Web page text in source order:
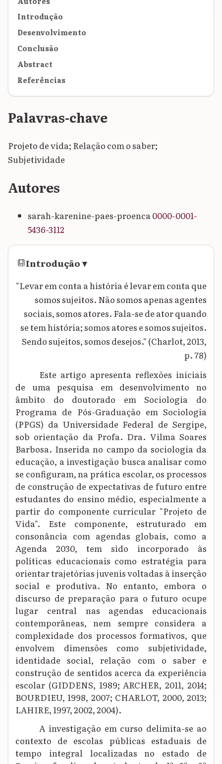
Introdução
Desenvolvimento
Conclusão
Abstract
Referências
Palavras-chave
Projeto de vida; Relação com o saber;
Subjetividade
Autores
sarah-karenine-paes-proenca0000-0001-
5436-3112
Introdução▾
"Levar em conta a história é levar em conta que
somos sujeitos. Não somos apenas agentes
sociais, somos atores. Fala-se de ator quando
se tem história; somos atores e somos sujeitos.
Sendo sujeitos, somos desejos." (Charlot, 2013,
p. 78)
Este artigo apresenta reflexões iniciais
de uma pesquisa em desenvolvimento no
âmbito do doutorado em Sociologia do
Programa de Pós-Graduação em Sociologia
(PPGS) da Universidade Federal de Sergipe,
sob orientação da Profa. Dra. Vilma Soares
Barbosa. Inserida no campo da sociologia da
educação, a investigação busca analisar como
se configuram, na prática escolar, os processos
de construção de expectativas de futuro entre
estudantes do ensino médio, especialmente a
partir do componente curricular "Projeto de
Vida". Este componente, estruturado em
consonância com agendas globais, como a
Agenda 2030, tem sido incorporado às
políticas educacionais como estratégia para
orientar trajetórias juvenis voltadas à inserção
social e produtiva. No entanto, embora o
discurso de preparação para o futuro ocupe
lugar central nas agendas educacionais
contemporâneas, nem sempre considera a
complexidade dos processos formativos, que
envolvem dimensões como subjetividade,
identidade social, relação com o saber e
construção de sentidos acerca da experiência
escolar (GIDDENS, 1989; ARCHER, 2011, 2014;
BOURDIEU, 1998, 2007; CHARLOT, 2000, 2013;
LAHIRE, 1997, 2002, 2004).
A investigação em curso delimita-se ao
contexto de escolas públicas estaduais de
tempo integral localizadas no estado de